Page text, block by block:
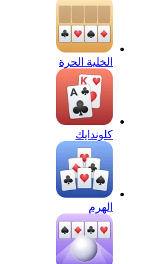
الخلية الحرة
كلوندايك
الهرم